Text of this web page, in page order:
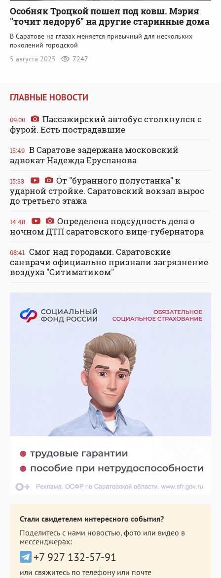
Особняк Троцкой пошел под ковш. Мэрия
"точит ледоруб" на другие старинные дома
В Саратове на глазах меняется привычный для нескольких
поколений городской
5 августа 2025
7247
ГЛАВНЫЕ НОВОСТИ
09:00
Пассажирский автобус столкнулся с
фурой. Есть пострадавшие
15:49 В Саратове задержана московский
адвокат Надежда Ерусланова
15:33
От "буранного полустанка" к
ударной стройке. Саратовский вокзал вырос
до третьего этажа
14:48
Определена подсудность дела о
ночном ДТП саратовского вице-губернатора
08:41 Смог над городами. Саратовские
санврачи официально признали загрязнение
воздуха "Ситиматиком"
Стали свидетелем интересного события?
Поделитесь с нами новостью, фото или видео в
мессенджерах:
+7 927 132-57-91
или свяжитесь по телефону или почте